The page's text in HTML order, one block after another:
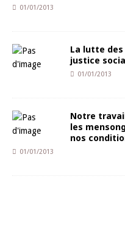
01/01/2013
La lutte
justice
01/01/2013
Notre
les
nos
01/01/2013